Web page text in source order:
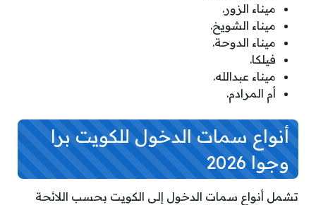
ميناء الزور.
ميناء الشويخ.
ميناء الدوحة.
فيلكا.
ميناء عبدالله.
أم المرادم.
أنواع سمات الدخول للكويت برا
وجوا 2026
تشمل أنواع سمات الدخول إلى الكويت بحسب اللائحة